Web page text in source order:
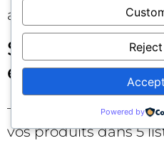
aux fiches et guides.
Semaines
et bouclage
– Pitch médias et
vos produits dans 5
Powered by